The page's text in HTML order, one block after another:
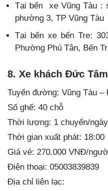
Tại bến xe Vũng Tàu :
phường 3, TP Vũng Tàu
Tại bến xe bến Tre:
Phường Phú Tân, Bến
8. Xe khách Đức Tâm
Tuyến đường: Vũng Tàu –
Số ghế: 40 chỗ
Thời lượng: 1 chuyến/ngày
Thời gian xuất phát: 18:00
Giá vé: 270.000 VNĐ/
Điện thoại: 05003839839
Địa chỉ liên lạc: